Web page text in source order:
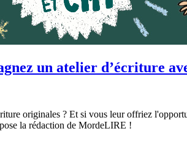
un atelier d’écriture
originales ? Et si vous leur offriez
la rédaction de MordeLIRE !